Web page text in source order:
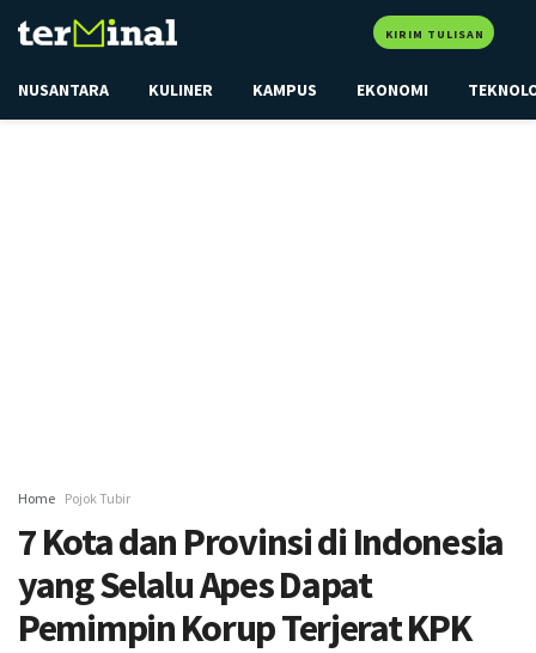
KIRIM TULISAN
NUSANTARA KULINER KAMPUS EKONOMI
Home Pojok Tubir
7 Kota dan Provinsi di Indonesia
yang Selalu Apes Dapat
Pemimpin Korup Terjerat KPK